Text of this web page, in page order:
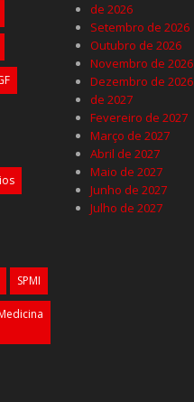
SPMI
de 2026
Setembro de 2026
Outubro de 2026
Novembro de 2026
Dezembro de 2026
de 2027
Fevereiro de 2027
Março de 2027
Abril de 2027
Maio de 2027
Junho de 2027
Julho de 2027